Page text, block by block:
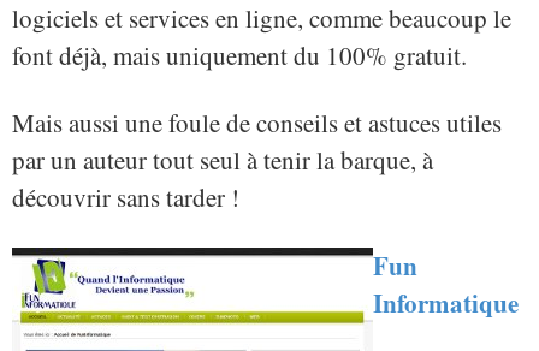
logiciels et services en ligne, comme beaucoup le
font déjà, mais uniquement du 100% gratuit.
Mais aussi une foule de conseils et astuces utiles
par un auteur tout seul à tenir la barque, à
découvrir sans tarder !
Fun
Informatique